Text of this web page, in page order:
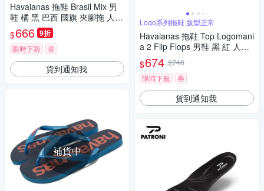
Havaianas 拖鞋 Brasil Mix 男
鞋 橘 黑 巴西 國旗 夾腳拖 人字
拖 哈瓦仕 41232061256U
$666 9折
限時下殺 券
貨到通知我
補貨中
Logo系列拖鞋 版型正常
Havaianas 拖鞋 Top Logomani
a 2 Flip Flops 男鞋 黑 紅 人字
拖 夾腳拖 哈瓦仕 4145741209
0U
$674 $748
限時下殺
券
貨到通知我